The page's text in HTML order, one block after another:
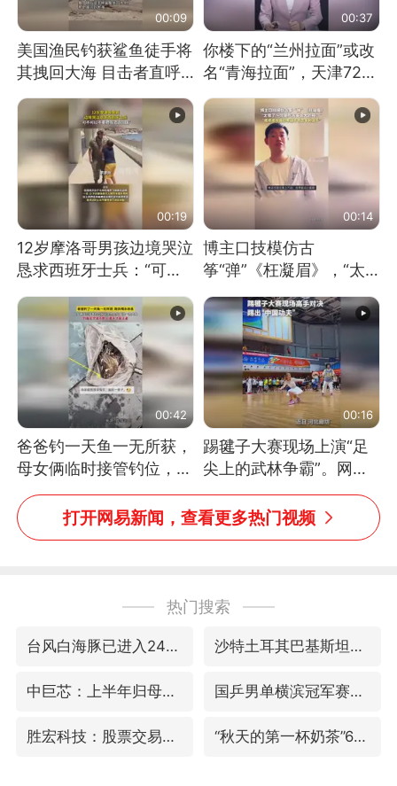
00:09
美国渔民钓获鲨鱼徒手将
其拽回大海 目击者直呼
震惊 （视频来源：参考
消息）
00:37
你楼下的“兰州拉面”或改
名“青海拉面”，天津72家
面馆已集体更换招牌
00:19
12岁摩洛哥男孩边境哭泣
恳求西班牙士兵：“可不
可以不要把我遣返回国”
00:14
博主口技模仿古
筝“弹”《枉凝眉》，“太
像了～你是吃古筝长大的
吗？”“或将成为首位考级
不带古筝的选手。”（来
源：新华每日电讯）
00:42
爸爸钓一天鱼一无所获，
母女俩临时接管钓位，用
玩具鱼竿钓上大鱼
00:16
踢毽子大赛现场上演“足
尖上的武林争霸”。网
友：这哪是踢毽子，分明
是武侠片现场！#睡个好
打开网易新闻，查看更多热门视频
热门搜索
台风白海豚已进入24小时警戒线 沙特土耳其巴基斯坦签署共同防务协议
中巨芯：上半年归母净利润1405.77万元 国乒男单横滨冠军赛全军覆没
胜宏科技：股票交易异常波动 “秋天的第一杯奶茶”6岁了